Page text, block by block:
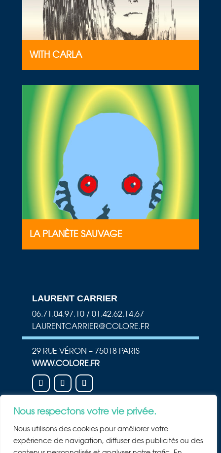
Nous respectons votre vie privée.
Nous utilisons des cookies pour améliorer votre
expérience de navigation, diffuser des publicités ou des
WITH CARLA
LA PLANÈTE SAUVAGE
LAURENT CARRIER
06.71.04.97.10 / 01.42.62.14.67
LAURENTCARRIER@COLORE.FR
29 RUE VÉRON – 75018 PARIS
WWW.COLORE.FR
NEWSLETTER
Rejoindre la newsletter